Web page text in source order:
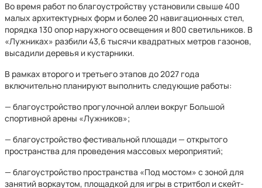
Во время работ по благоустройству установили свыше 400
малых архитектурных форм и более 20 навигационных стел,
порядка 130 опор наружного освещения и 800 светильников. В
«Лужниках» разбили 43,6 тысячи квадратных метров газонов,
высадили деревья и кустарники.
В рамках второго и третьего этапов до 2027 года
включительно планируют выполнить следующие работы:
— благоустройство прогулочной аллеи вокруг Большой
спортивной арены «Лужников»;
— благоустройство фестивальной площади — открытого
пространства для проведения массовых мероприятий;
— благоустройство пространства «Под мостом» с зоной для
занятий воркаутом, площадкой для игры в стритбол и скейт-